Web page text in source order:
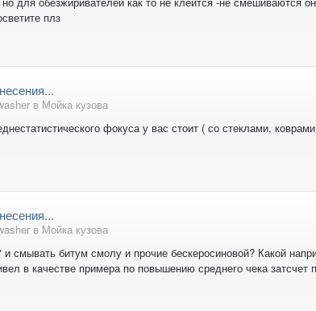
плз
в Мойка кузова
фокуса у вас стоит ( со стеклами,
в Мойка кузова
и смывать битум смолу и прочие бескеросиновой? Какой
в качестве примера по повышению среднего чека затсчет